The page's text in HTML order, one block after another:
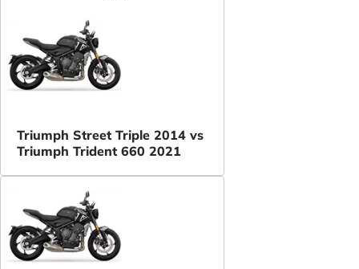
Triumph Street Triple 2014 vs
Triumph Trident 660 2021